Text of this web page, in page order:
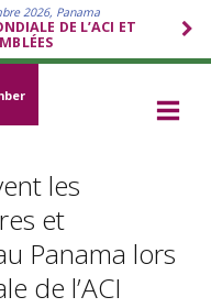
2026, Panama
DE L’ACI ET
les
et
Panama lors
de l’ACI